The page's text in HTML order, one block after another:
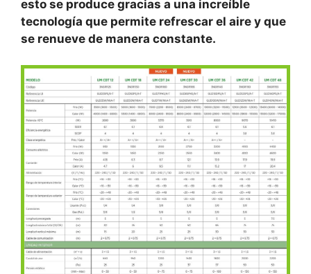
esto se produce gracias a una increíble
tecnología que permite refrescar el aire y que
se renueve de manera constante.